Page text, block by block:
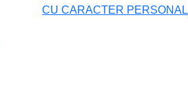
CU CARACTER PERSONAL